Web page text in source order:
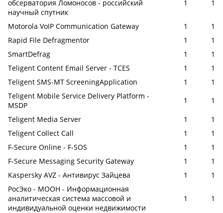
обсерватория Ломоносов - российский
научный спутник
1 1
Motorola VoIP Communication Gateway 1
1
Rapid File Defragmentor
1
1
SmartDefrag
1
1
Teligent Content Email Server - TCES
1
1
Teligent SMS-MT ScreeningApplication
1
1
Teligent Mobile Service Delivery Platform -
MSDP
1
1
Teligent Media Server
1
1
Teligent Collect Call
1
1
F-Secure Online - F-SOS
1
1
F-Secure Messaging Security Gateway
1
1
Kaspersky AVZ - Антивирус Зайцева
1
1
РосЭко - МООН - Информационная
аналитическая система массовой и
индивидуальной оценки недвижимости
1 1